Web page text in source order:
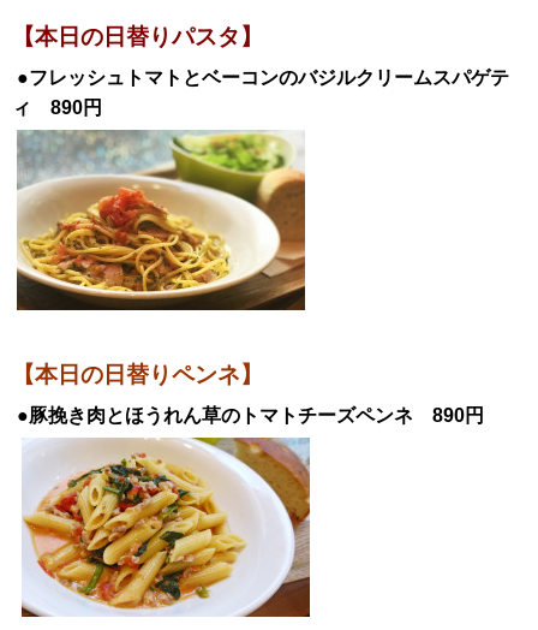
【本日の日替りパスタ】
●フレッシュトマトとベーコンのバジルクリームスパゲテ
ィ
890円
【本日の日替りペンネ】
●豚挽き肉とほうれん草のトマトチーズペンネ 890円